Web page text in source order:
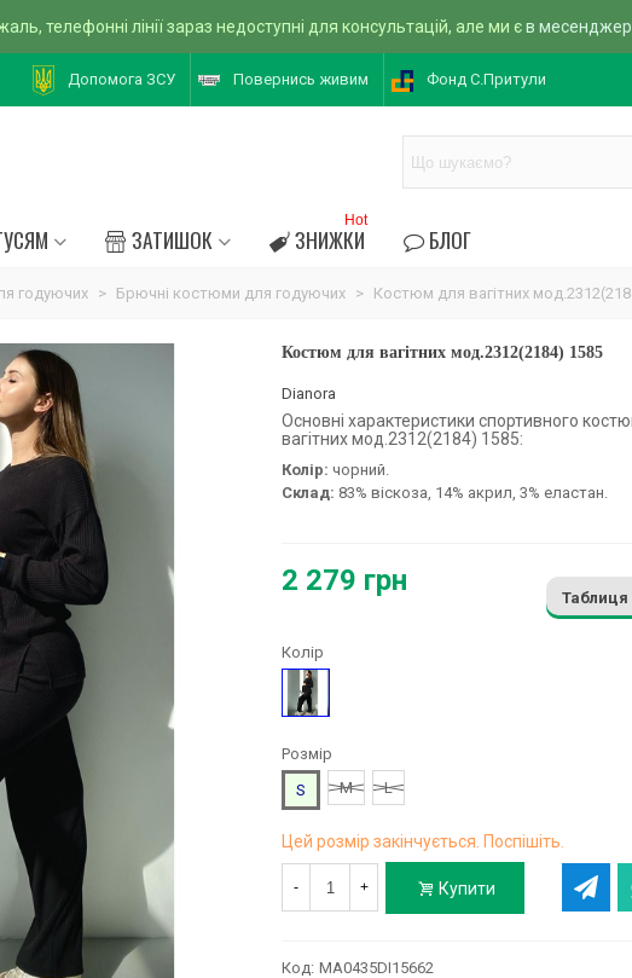
телефонні лінії зараз недоступні для консультацій, але ми єв
Допомога ЗСУ Повернись живим Фонд С.Притули
ЗАТИШОК ЗНИЖКИ
Hot
БЛОГ
годуючих > Брючні костюми для годуючих > Костюм для вагітних
Костюм для вагітних мод.2312(2184) 1585
Dianora
Основні характеристики спортивного
вагітних мод.2312(2184) 1585:
Колір: чорний.
Склад: 83% віскоза, 14% акрил, 3% еластан.
2 279 грн
Таблиця
Колір
Чорний
Розмір
S
M L
Цей розмір закінчується. Поспішіть.
- + Купити
Код: MA0435DI15662